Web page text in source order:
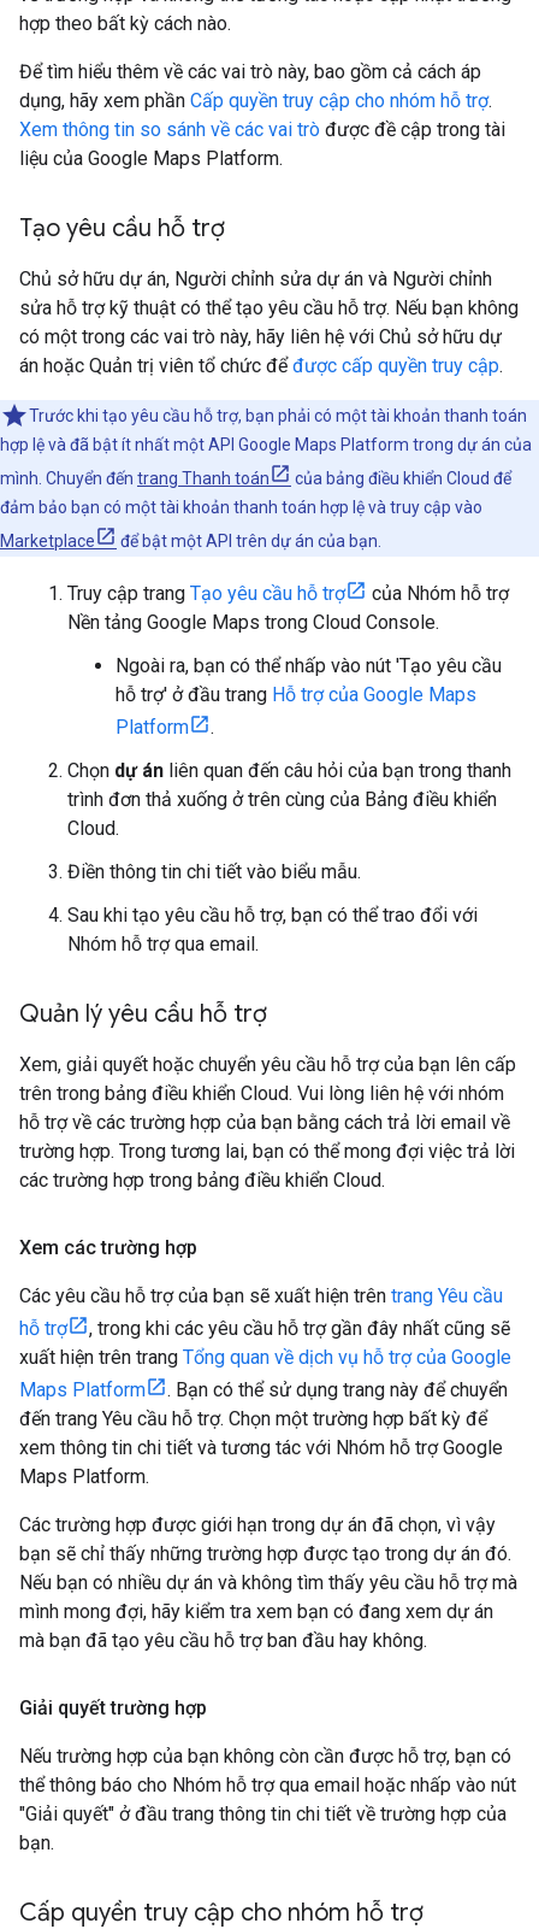
hợp theo bất kỳ cách nào.
Để tìm hiểu thêm về các vai trò này, bao gồm cả cách áp
dụng, hãy xem phần Cấp quyền truy cập cho nhóm hỗ trợ.
Xem thông tin so sánh về các vai trò được đề cập trong tài
liệu của Google Maps Platform.
Tạo yêu cầu hỗ trợ
Chủ sở hữu dự án, Người chỉnh sửa dự án và Người chỉnh
sửa hỗ trợ kỹ thuật có thể tạo yêu cầu hỗ trợ. Nếu bạn không
có một trong các vai trò này, hãy liên hệ với Chủ sở hữu dự
án hoặc Quản trị viên tổ chức đểđược cấp quyền truy cập.
Trước khi tạo yêu cầu hỗ trợ, bạn phải có một tài khoản thanh toán
hợp lệ và đã bật ít nhất một API Google Maps Platform trong dự án của
mình. Chuyển đến trang Thanh toán
của bảng điều khiển Cloud để
đảm bảo bạn có một tài khoản thanh toán hợp lệ và truy cập vào
Marketplace
để bật một API trên dự án của bạn.
Truy cập trang Tạo yêu cầu hỗ trợ
của Nhóm hỗ trợ
Nền tảng Google Maps trong Cloud Console.
Ngoài ra, bạn có thể nhấp vào nút 'Tạo yêu cầu
hỗ trợ' ở đầu trang Hỗ trợ của Google Maps
Platform
.
Chọn dự án liên quan đến câu hỏi của bạn trong thanh
trình đơn thả xuống ở trên cùng của Bảng điều khiển
Cloud.
Điền thông tin chi tiết vào biểu mẫu.
Sau khi tạo yêu cầu hỗ trợ, bạn có thể trao đổi với
Nhóm hỗ trợ qua email.
Quản lý yêu cầu hỗ trợ
Xem, giải quyết hoặc chuyển yêu cầu hỗ trợ của bạn lên cấp
trên trong bảng điều khiển Cloud. Vui lòng liên hệ với nhóm
hỗ trợ về các trường hợp của bạn bằng cách trả lời email về
trường hợp. Trong tương lai, bạn có thể mong đợi việc trả lời
các trường hợp trong bảng điều khiển Cloud.
Xem các trường hợp
Các yêu cầu hỗ trợ của bạn sẽ xuất hiện trên trang Yêu cầu
hỗ trợ
, trong khi các yêu cầu hỗ trợ gần đây nhất cũng sẽ
xuất hiện trên trang Tổng quan về dịch vụ hỗ trợ của Google
Maps Platform
. Bạn có thể sử dụng trang này để chuyển
đến trang Yêu cầu hỗ trợ. Chọn một trường hợp bất kỳ để
xem thông tin chi tiết và tương tác với Nhóm hỗ trợ Google
Maps Platform.
Các trường hợp được giới hạn trong dự án đã chọn, vì vậy
bạn sẽ chỉ thấy những trường hợp được tạo trong dự án đó.
Nếu bạn có nhiều dự án và không tìm thấy yêu cầu hỗ trợ mà
mình mong đợi, hãy kiểm tra xem bạn có đang xem dự án
mà bạn đã tạo yêu cầu hỗ trợ ban đầu hay không.
Giải quyết trường hợp
Nếu trường hợp của bạn không còn cần được hỗ trợ, bạn có
thể thông báo cho Nhóm hỗ trợ qua email hoặc nhấp vào nút
"Giải quyết" ở đầu trang thông tin chi tiết về trường hợp của
bạn.
Cấp quyền truy cập cho nhóm hỗ trợ